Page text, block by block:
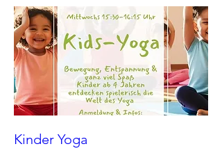
Kinder Yoga